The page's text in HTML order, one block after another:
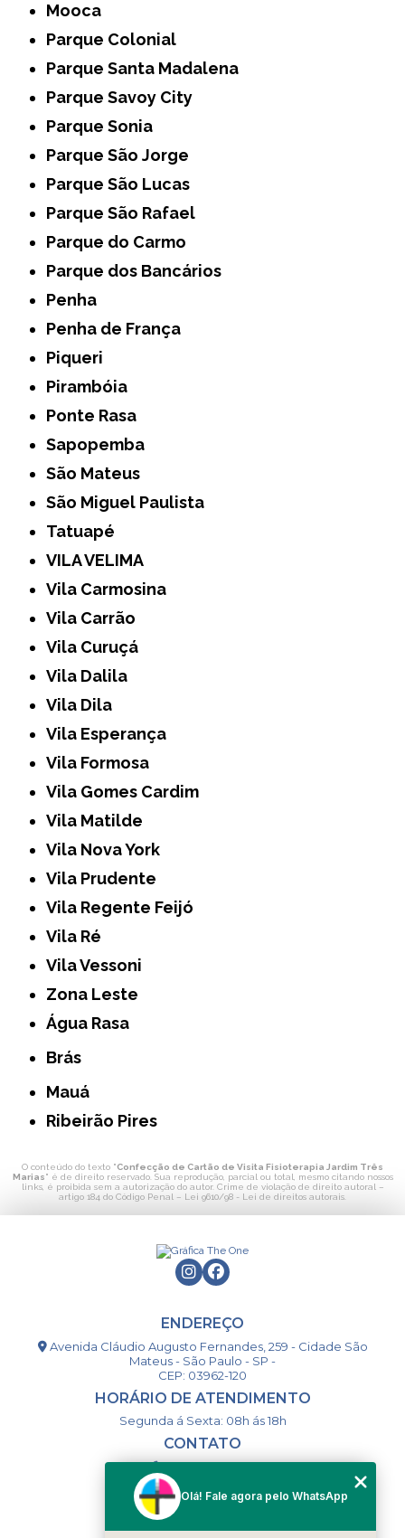
Mooca
Parque Colonial
Parque Santa Madalena
Parque Savoy City
Parque Sonia
Parque São Jorge
Parque São Lucas
Parque São Rafael
Parque do Carmo
Parque dos Bancários
Penha
Penha de França
Piqueri
Pirambóia
Ponte Rasa
Sapopemba
São Mateus
São Miguel Paulista
Tatuapé
VILA VELIMA
Vila Carmosina
Vila Carrão
Vila Curuçá
Vila Dalila
Vila Dila
Vila Esperança
Vila Formosa
Vila Gomes Cardim
Vila Matilde
Vila Nova York
Vila Prudente
Vila Regente Feijó
Vila Ré
Vila Vessoni
Zona Leste
Água Rasa
Brás
Mauá
Ribeirão Pires
O conteúdo do texto "Confecção de Cartão de Visita Fisioterapia Jardim Três
Marias" é de direito reservado. Sua reprodução, parcial ou total, mesmo citando nossos
links, é proibida sem a autorização do autor. Crime de violação de direito autoral –
artigo 184 do Código Penal – Lei 9610/98 - Lei de direitos autorais.
ENDEREÇO
Avenida Cláudio Augusto Fernandes, 259 - Cidade São
Mateus - São Paulo - SP -
CEP: 03962-120
HORÁRIO DE ATENDIMENTO
Segunda á Sexta: 08h ás 18h
CONTATO
(11) 98994-1867
(11) 98993-9556
togsm1@gmail.com
Olá! Fale agora pelo WhatsApp